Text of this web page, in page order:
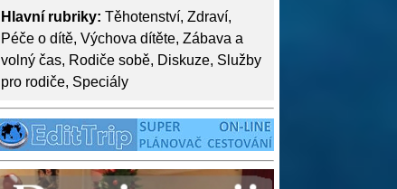
Hlavní rubriky: Těhotenství, Zdraví,
Péče o dítě, Výchova dítěte, Zábava a
volný čas, Rodiče sobě, Diskuze, Služby
pro rodiče, Speciály